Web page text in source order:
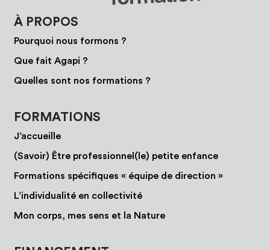
À PROPOS
Pourquoi nous formons ?
Que fait Agapi ?
Quelles sont nos formations ?
FORMATIONS
J’accueille
(Savoir) Être professionnel(le) petite enfance
Formations spécifiques « équipe de direction »
L’individualité en collectivité
Mon corps, mes sens et la Nature